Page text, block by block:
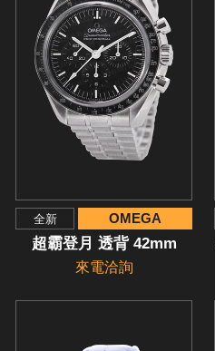
全新 OMEGA
超霸登月 透背 42mm
來電洽詢